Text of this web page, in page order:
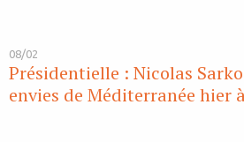
08/02
Présidentielle : Nicolas
envies de Méditerranée hier